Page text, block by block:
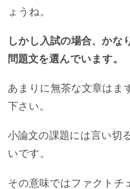
ょうね。
しかし入試の場合、かな
問題文を選んでいます。
あまりに無茶な文章はま
下さい。
小論文の課題には言い切
いです。
その意味ではファクトチ